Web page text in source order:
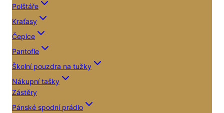
Polštáře
Kraťasy
Čepice
Pantofle
Školní pouzdra na tužky
Nákupní tašky
Zástěry
Pánské spodní prádlo